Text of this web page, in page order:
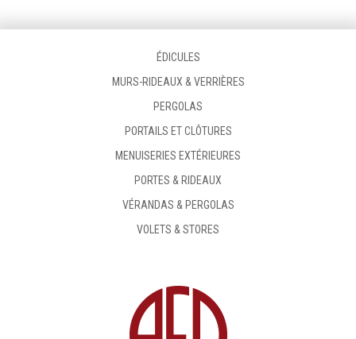
ÉDICULES
MURS-RIDEAUX & VERRIÈRES
PERGOLAS
PORTAILS ET CLÔTURES
MENUISERIES EXTÉRIEURES
PORTES & RIDEAUX
VÉRANDAS & PERGOLAS
VOLETS & STORES